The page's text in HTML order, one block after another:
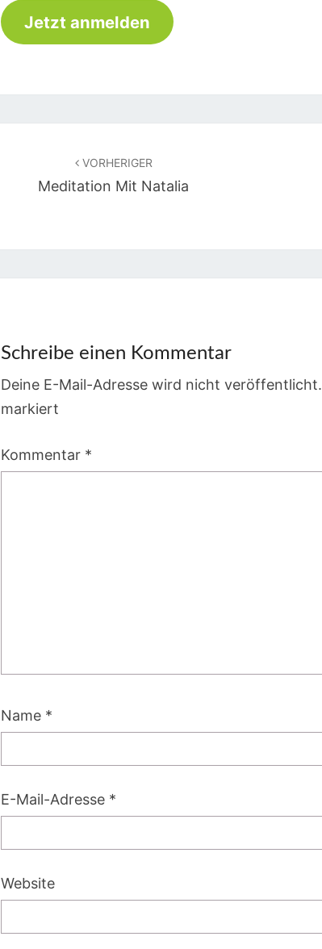
Jetzt anmelden
VORHERIGER
Meditation Mit Natalia
Schreibe einen Kommentar
Deine E-Mail-Adresse wird nicht veröffentlicht.
markiert
Kommentar *
Name *
E-Mail-Adresse *
Website